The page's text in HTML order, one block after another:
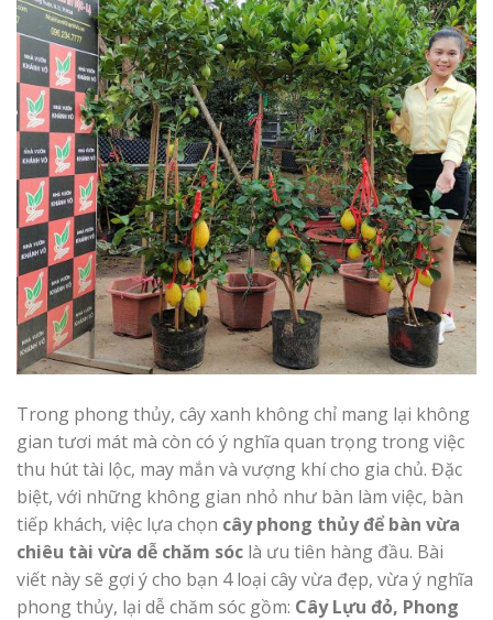
Trong phong thủy, cây xanh không chỉ mang lại không
gian tươi mát mà còn có ý nghĩa quan trọng trong việc
thu hút tài lộc, may mắn và vượng khí cho gia chủ. Đặc
biệt, với những không gian nhỏ như bàn làm việc, bàn
tiếp khách, việc lựa chọn cây phong thủy để bàn vừa
chiêu tài vừa dễ chăm sóc là ưu tiên hàng đầu. Bài
viết này sẽ gợi ý cho bạn 4 loại cây vừa đẹp, vừa ý nghĩa
phong thủy, lại dễ chăm sóc gồm: Cây Lựu đỏ, Phong